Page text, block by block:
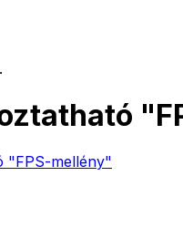
"FPS-mellény"